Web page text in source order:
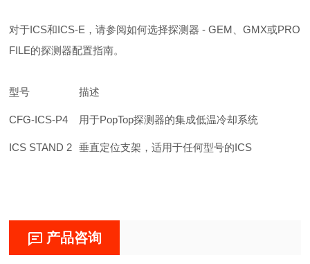
对于ICS和ICS-E，请参阅如何选择探测器 - GEM、GMX或PRO
FILE的探测器配置指南。
型号 描述
CFG-ICS-P4 用于PopTop探测器的集成低温冷却系统
ICS STAND 2 垂直定位支架，适用于任何型号的ICS
产品咨询